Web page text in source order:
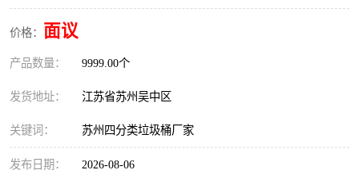
价格： 面议
产品数量： 9999.00个
发货地址： 江苏省苏州吴中区
关键词： 苏州四分类垃圾桶厂家
发布日期： 2026-08-06